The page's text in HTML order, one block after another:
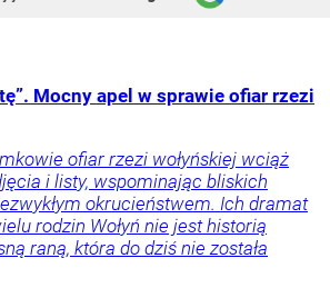
Mocny apel w sprawie ofiar rzezi
ofiar rzezi wołyńskiej wciąż
i listy, wspominając bliskich
okrucieństwem. Ich dramat
rodzin Wołyń nie jest historią
raną, która do dziś nie została